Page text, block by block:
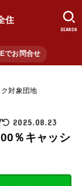
住
でお問合せ
SEARCH
対象団地
2025.08.23
％キャッシ